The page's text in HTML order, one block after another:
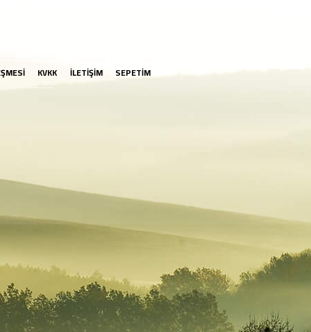
KVKK İLETİŞİM SEPETİM